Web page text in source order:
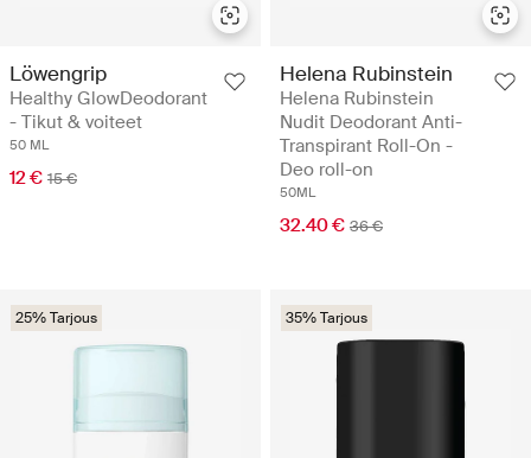
Löwengrip
Healthy GlowDeodorant
- Tikut & voiteet
50 ML
12 € 15 €
Helena Rubinstein
Helena Rubinstein
Nudit Deodorant Anti-
Transpirant Roll-On -
Deo roll-on
50ML
32.40 € 36 €
25% Tarjous 35% Tarjous